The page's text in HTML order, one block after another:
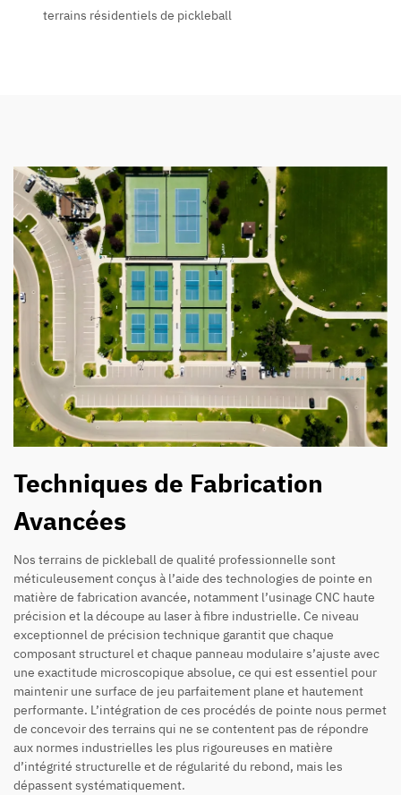
terrains résidentiels de pickleball
Techniques de Fabrication
Avancées
Nos terrains de pickleball de qualité professionnelle sont
méticuleusement conçus à l’aide des technologies de pointe en
matière de fabrication avancée, notamment l’usinage CNC haute
précision et la découpe au laser à fibre industrielle. Ce niveau
exceptionnel de précision technique garantit que chaque
composant structurel et chaque panneau modulaire s’ajuste avec
une exactitude microscopique absolue, ce qui est essentiel pour
maintenir une surface de jeu parfaitement plane et hautement
performante. L’intégration de ces procédés de pointe nous permet
de concevoir des terrains qui ne se contentent pas de répondre
aux normes industrielles les plus rigoureuses en matière
d’intégrité structurelle et de régularité du rebond, mais les
dépassent systématiquement.